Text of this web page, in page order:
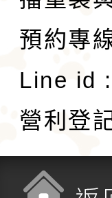
預約專
Line id
營利登